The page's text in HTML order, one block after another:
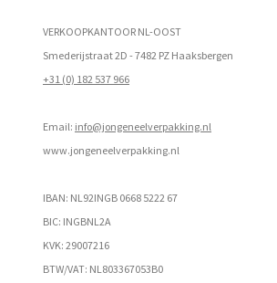
VERKOOPKANTOOR NL-OOST
Smederijstraat 2D - 7482 PZ Haaksbergen
+31 (0) 182 537 966
Email: info@jongeneelverpakking.nl
www.jongeneelverpakking.nl
IBAN: NL92INGB 0668 5222 67
BIC: INGBNL2A
KVK: 29007216
BTW/VAT: NL803367053B0